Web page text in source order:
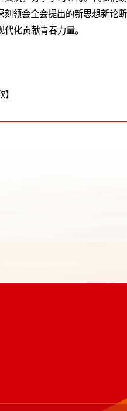
领会全会提出的新思想新论
化贡献青春力量。